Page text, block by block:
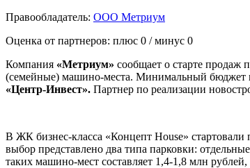
Правообладатель: ООО Метриум
Оценка от партнеров: плюс 0 / минус 0
Компания «Метриум» сообщает о старте продаж
(семейные) машино-места. Минимальный бюджет
«Центр-Инвест». Партнер по реализации
В ЖК бизнес-класса «Концепт House»
выбор представлено два типа парковки:
таких машино-мест составляет 1,4-1,8 млн